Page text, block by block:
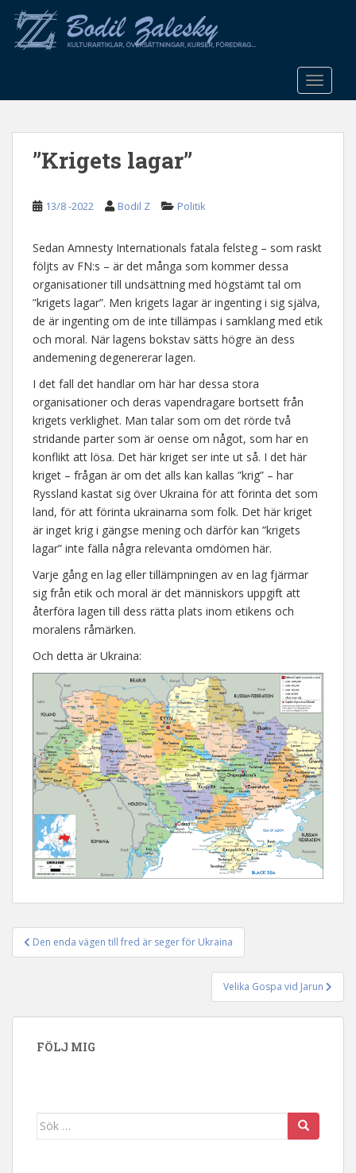
o
”Krigets lagar”
13/8 -2022 Bodil Z Politik
Sedan Amnesty Internationals fatala felsteg – som raskt
följts av FN:s – är det många som kommer dessa
organisationer till undsättning med högstämt tal om
”krigets lagar”. Men krigets lagar är ingenting i sig själva,
de är ingenting om de inte tillämpas i samklang med etik
och moral. När lagens bokstav sätts högre än dess
andemening degenererar lagen.
I det fall det handlar om här har dessa stora
organisationer och deras vapendragare bortsett från
krigets verklighet. Man talar som om det rörde två
stridande parter som är oense om något, som har en
konflikt att lösa. Det här kriget ser inte ut så. I det här
kriget – frågan är om det alls kan kallas ”krig” – har
Ryssland kastat sig över Ukraina för att förinta det som
land, för att förinta ukrainarna som folk. Det här kriget
är inget krig i gängse mening och därför kan ”krigets
lagar” inte fälla några relevanta omdömen här.
Varje gång en lag eller tillämpningen av en lag fjärmar
sig från etik och moral är det människors uppgift att
återföra lagen till dess rätta plats inom etikens och
moralens råmärken.
Och detta är Ukraina:
Inläggsnavigering
Den enda vägen till fred är seger för Ukraina
Velika Gospa vid Jarun
FÖLJ MIG
Sök efter: